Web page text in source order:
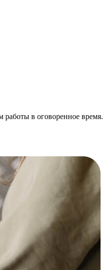
работы в оговоренное время.